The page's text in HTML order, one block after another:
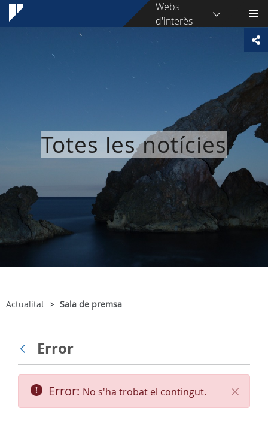
Webs
d'interès
Totes les notícies
Actualitat Sala de premsa
Vés enrere
Error
Tanca
Error: No s'ha trobat el contingut.